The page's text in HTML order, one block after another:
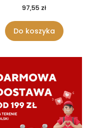
97,55 zł
Do koszyka